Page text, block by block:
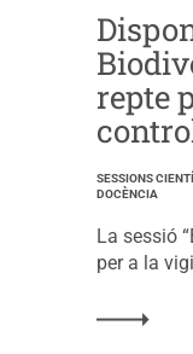
repte
SESSIONS
DOCÈNCIA
La sessió
per a la